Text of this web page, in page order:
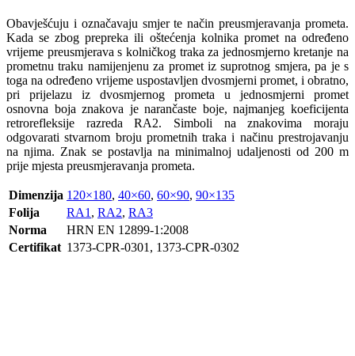
Obavješćuju i označavaju smjer te način preusmjeravanja prometa.
Kada se zbog prepreka ili oštećenja kolnika promet na određeno
vrijeme preusmjerava s kolničkog traka za jednosmjerno kretanje na
prometnu traku namijenjenu za promet iz suprotnog smjera, pa je s
toga na određeno vrijeme uspostavljen dvosmjerni promet, i obratno,
pri prijelazu iz dvosmjernog prometa u jednosmjerni promet
osnovna boja znakova je narančaste boje, najmanjeg koeficijenta
retrorefleksije razreda RA2. Simboli na znakovima moraju
odgovarati stvarnom broju prometnih traka i načinu prestrojavanju
na njima. Znak se postavlja na minimalnoj udaljenosti od 200 m
prije mjesta preusmjeravanja prometa.
Dimenzija 120×180, 40×60, 60×90, 90×135
Folija
RA1 , RA2, RA3
Norma
HRN EN 12899-1:2008
Certifikat 1373-CPR-0301, 1373-CPR-0302